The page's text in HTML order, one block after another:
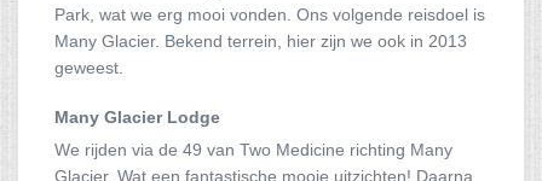
Park, wat we erg mooi vonden. Ons volgende reisdoel is
Many Glacier. Bekend terrein, hier zijn we ook in 2013
geweest.
Many Glacier Lodge
We rijden via de 49 van Two Medicine richting Many
Glacier. Wat een fantastische mooie uitzichten! Daarna